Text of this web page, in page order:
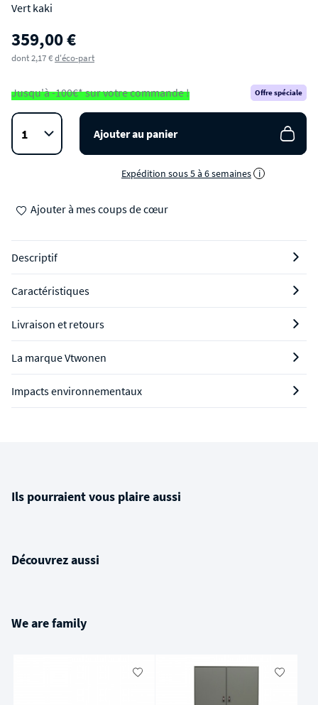
STAGE
Banc de rangement en bois
Vert kaki
359,00 €
dont 2,17 €d'éco-part
Jusqu'à -100€* sur votre commande ! Offre spéciale
Ajouter au panier
Expédition sous 5 à 6 semaines i
Ajouter à mes coups de cœur
Descriptif
Caractéristiques
Livraison et retours
La marque Vtwonen
Impacts environnementaux
Ils pourraient vous plaire aussi
Découvrez aussi
We are family